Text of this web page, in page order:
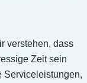
verstehen, dass
Zeit sein
Serviceleistungen,